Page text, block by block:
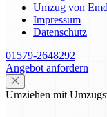
Umzug von
Impressum
Datenschutz
01579-2648292
Angebot anfordern
Umziehen mit